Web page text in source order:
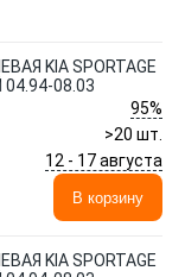
KIA SPORTAGE
08.03
95%
>20 шт.
12 - 17 августа
В корзину
KIA SPORTAGE